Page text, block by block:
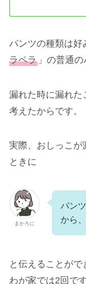
パンツの種類は好
ラペラ」の普通の
漏れた時に漏れた
考えたからです。
実際、おしっこが
ときに
まかろに
パン
から
と伝えることが
わが家では2回で